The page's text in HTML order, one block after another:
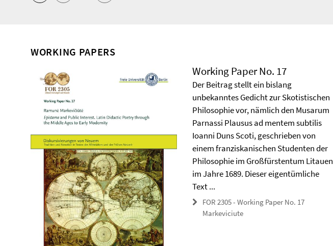
WORKING PAPERS
Working Paper No. 17
Der Beitrag stellt ein bislang
unbekanntes Gedicht zur Skotistischen
Philosophie vor, nämlich den Musarum
Parnassi Plausus ad mentem subtilis
Ioanni Duns Scoti, geschrieben von
einem franziskanischen Studenten der
Philosophie im Großfürstentum Litauen
im Jahre 1689. Dieser eigentümliche
Text ...
FOR 2305 - Working Paper No. 17
Markeviciute